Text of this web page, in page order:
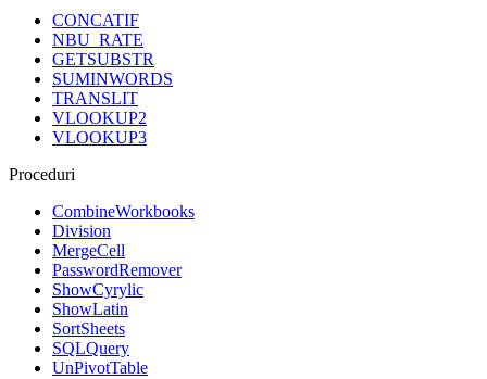
CONCATIF
NBU_RATE
GETSUBSTR
SUMINWORDS
TRANSLIT
VLOOKUP2
VLOOKUP3
Proceduri
CombineWorkbooks
Division
MergeCell
PasswordRemover
ShowCyrylic
ShowLatin
SortSheets
SQLQuery
UnPivotTable